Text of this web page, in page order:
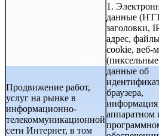
Продвижение работ,
услуг на рынке в
информационно-
телекоммуникационной
сети Интернет, в том
1.
данные
заголовки,
адрес,
cookie, веб-
(пиксельные
данные об
браузера,
информация
аппаратном